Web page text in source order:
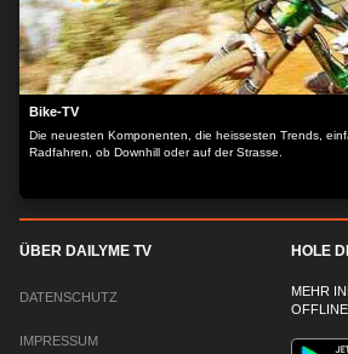
Bike-TV
Die neuesten Komponenten, die heissesten Trends,
Radfahren, ob Downhill oder auf der Strasse.
ÜBER DAILYME TV
DATENSCHUTZ
IMPRESSUM
HOLE
MEHR